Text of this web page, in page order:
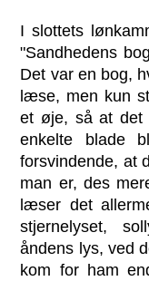
I slottets
"Sandhedens
Det var en bog,
læse, men kun
et øje, så at det
enkelte blade
forsvindende, at
man er, des
læser det
stjernelyset,
åndens lys, ved
kom for ham